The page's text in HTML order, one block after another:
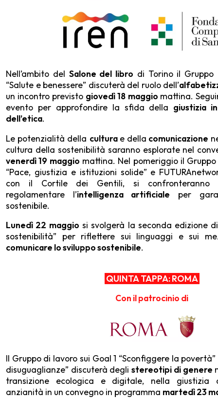
Nell’ambito del Salone del libro di Torino il
“Salute e benessere” discuterà del ruolo dell’
un incontro previsto giovedì 18 maggio mattina.
evento per approfondire la sfida della giustizia
dell’etica.
Le potenzialità della cultura e della comunicazione
cultura della sostenibilità saranno esplorate nel
venerdì 19 maggio mattina. Nel pomeriggio il
“Pace, giustizia e istituzioni solide” e
con il Cortile dei Gentili, si confronteranno
regolamentare l’intelligenza artificiale per
sostenibile.
Lunedì 22 maggio si svolgerà la seconda edizione
sostenibilità” per riflettere sui linguaggi e sui
comunicare lo sviluppo sostenibile.
QUINTA TAPPA: ROMA
Con il patrocinio di
Il Gruppo di lavoro sui Goal 1 “Sconfiggere la
disuguaglianze” discuterà deglistereotipi di genere
transizione ecologica e digitale, nella giustizia
anzianità in un convegno in programma martedì 23